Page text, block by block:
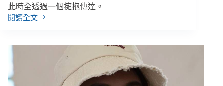
此時全透過一個擁抱傳達。
閱讀全文
張
回
柬